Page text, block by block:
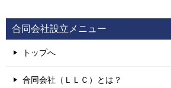
合同会社設立メニュー
トップへ
合同会社（ＬＬＣ）とは？